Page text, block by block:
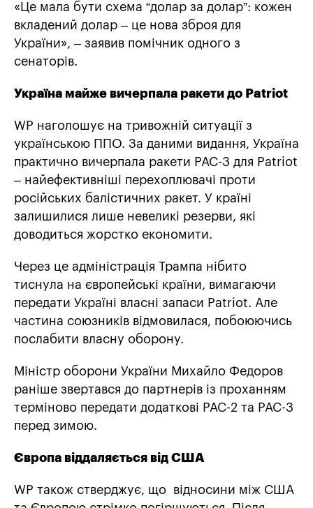
«Це мала бути схема “долар за долар”: кожен
вкладений долар – це нова зброя для
України», – заявив помічник одного з
сенаторів.
Україна майже вичерпала ракети до Patriot
WP наголошує на тривожній ситуації з
українською ППО. За даними видання, Україна
практично вичерпала ракети PAC-3 для Patriot
– найефективніші перехоплювачі проти
російських балістичних ракет. У країні
залишилися лише невеликі резерви, які
доводиться жорстко економити.
Через це адміністрація Трампа нібито
тиснула на європейські країни, вимагаючи
передати Україні власні запаси Patriot. Але
частина союзників відмовилася, побоюючись
послабити власну оборону.
Міністр оборони України Михайло Федоров
раніше звертався до партнерів із проханням
терміново передати додаткові PAC-2 та PAC-3
перед зимою.
Європа віддаляється від США
WP також стверджує, що відносини між США